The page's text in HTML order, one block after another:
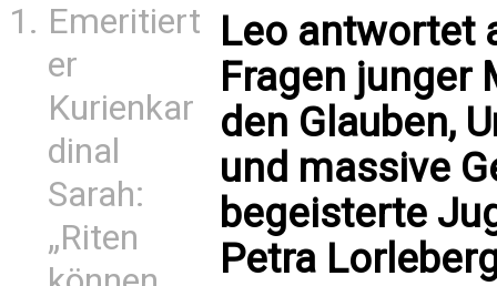
Emeritiert
er
Kurienkar
dinal
Sarah:
„Riten
Leo antwortet
Fragen junger
den Glauben,
und massive
begeisterte
Petra